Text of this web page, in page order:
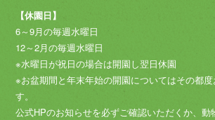
【休園日】
6～9月の毎週水曜日
12～2月の毎週水曜日
※水曜日が祝日の場合は開園し翌日休園
※お盆期間と年末年始の開園についてはその都
す。
公式HPのお知らせを必ずご確認いただくか、動